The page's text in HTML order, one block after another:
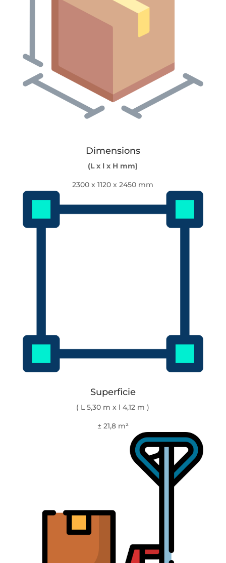
Dimensions
(L x l x H mm)
2300 x 1120 x 2450 mm
Superficie
( L 5,30 m x l 4,12 m )
± 21,8 m²